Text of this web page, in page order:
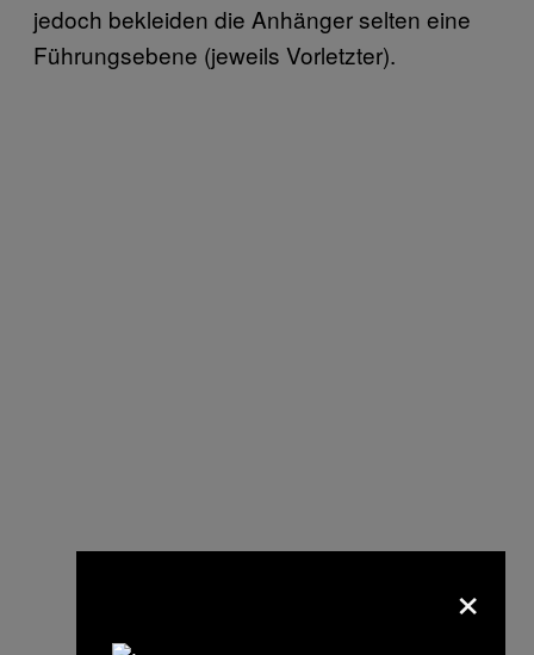
jedoch bekleiden die Anhänger selten eine
Führungsebene (jeweils Vorletzter).
×